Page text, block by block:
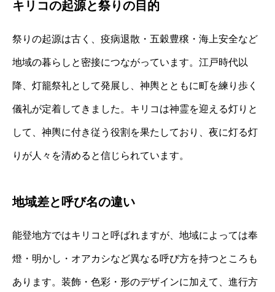
キリコの起源と祭りの目的
祭りの起源は古く、疫病退散・五穀豊穣・海上安全など
地域の暮らしと密接につながっています。江戸時代以
降、灯籠祭礼として発展し、神輿とともに町を練り歩く
儀礼が定着してきました。キリコは神霊を迎える灯りと
して、神輿に付き従う役割を果たしており、夜に灯る灯
りが人々を清めると信じられています。
地域差と呼び名の違い
能登地方ではキリコと呼ばれますが、地域によっては奉
燈・明かし・オアカシなど異なる呼び方を持つところも
あります。装飾・色彩・形のデザインに加えて、進行方